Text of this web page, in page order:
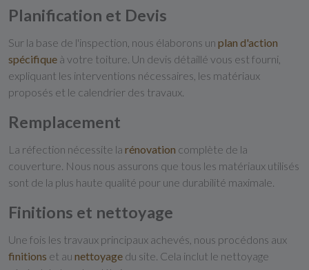
Planification et Devis
Sur la base de l'inspection, nous élaborons un plan d'action
spécifique à votre toiture. Un devis détaillé vous est fourni,
expliquant les interventions nécessaires, les matériaux
proposés et le calendrier des travaux.
Remplacement
La réfection nécessite la rénovation complète de la
couverture. Nous nous assurons que tous les matériaux utilisés
sont de la plus haute qualité pour une durabilité maximale.
Finitions et nettoyage
Une fois les travaux principaux achevés, nous procédons aux
finitions et au nettoyage du site. Cela inclut le nettoyage